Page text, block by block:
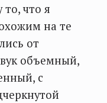
то, что я
на те
от
объемный,
с